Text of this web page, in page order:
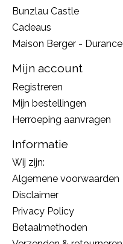
Bunzlau Castle
Cadeaus
Maison Berger - Durance
Mijn account
Registreren
Mijn bestellingen
Herroeping aanvragen
Informatie
Wij zijn:
Algemene voorwaarden
Disclaimer
Privacy Policy
Betaalmethoden